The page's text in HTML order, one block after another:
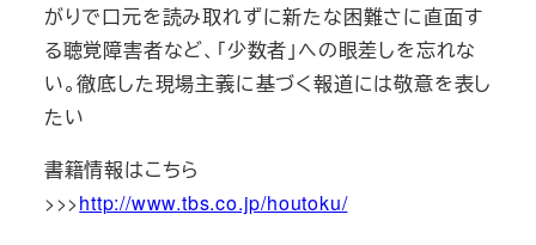
がりで口元を読み取れずに新たな困難さに直面す
る聴覚障害者など、「少数者」への眼差しを忘れな
い。徹底した現場主義に基づく報道には敬意を表し
たい
書籍情報はこちら
>>>http://www.tbs.co.jp/houtoku/